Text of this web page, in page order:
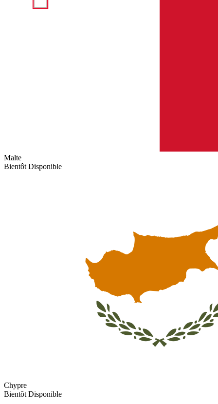
Malte
Bientôt Disponible
Chypre
Bientôt Disponible